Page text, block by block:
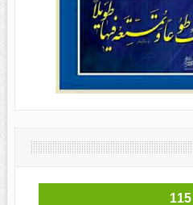
115